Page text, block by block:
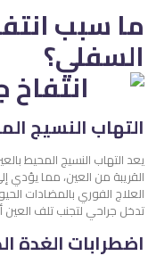
ما سبب
السفلي؟
التهاب النسيج
يعد التهاب النسيج المحيط
القريبة من العين، مما يؤدي
العلاج الفوري بالمضادات
تدخل جراحي لتجنب تلف العين
اضطرابات الغدة